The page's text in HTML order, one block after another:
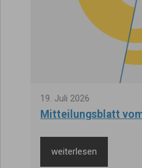
19. Juli 2026
Mitteilungsblatt
weiterlesen